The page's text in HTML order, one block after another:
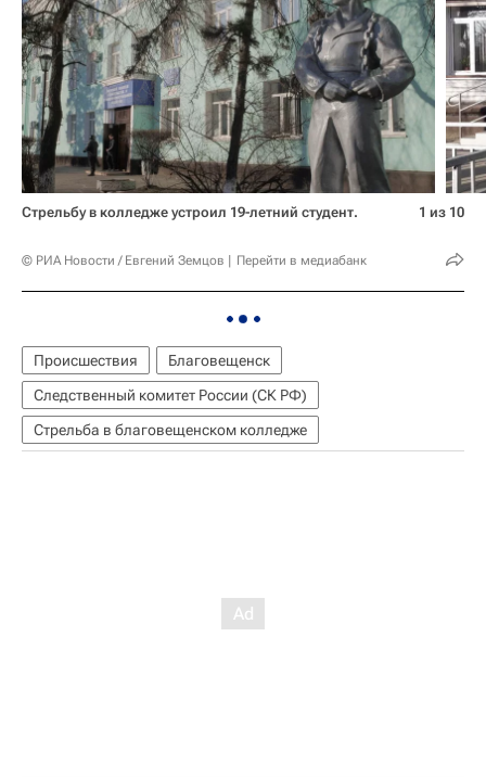
Стрельбу в колледже устроил 19-летний студент.
© РИА Новости / Евгений Земцов Перейти в медиабанк
1 из 10
Происшествия
Благовещенск
Следственный комитет России (СК РФ)
Стрельба в благовещенском колледже